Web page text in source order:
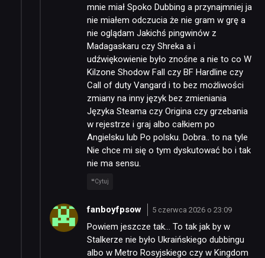
mnie miał Spoko Dubbing a przynajmniej ja
nie miałem odczucia że nie gram w grę a
nie oglądam Jakichś pingwinów z
Madagaskaru czy Shreka a i
udźwiękowienie było znośne a nie to co W
Kilzone Shodow Fall czy BF Hardline czy
Call of duty Vangard i to bez możliwości
zmiany na inny język bez zmieniania
Języka Steama czy Origina czy grzebania
w rejestrze i graj albo całkiem po
Angielsku lub Po polsku. Dobra.. to na tyle
Nie chce mi się o tym dyskutować bo i tak
nie ma sensu.
Cytuj
fanboyfpsow 5 czerwca 2026 o 23:09
Powiem jeszcze tak… To tak jak by w
Stalkerze nie było Ukraińskiego dubbingu
albo w Metro Rosyjskiego czy w Kingdom